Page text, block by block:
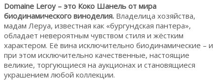
Domaine Leroy – это Коко Шанель от мира
биодинамического виноделия. Владелица хозяйства,
мадам Леруа, известная как «бургундская пантера»,
обладает невероятным чувством стиля и жёстким
характером. Её вина исключительно биодинамические – и
при этом исключительно качественные, настоящие
великие, торгующиеся на аукционах и становящиеся
украшением любой коллекции.